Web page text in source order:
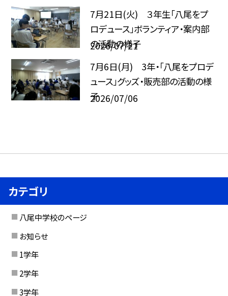
7月21日(火) ３年生「八尾をプ
ロデュース」ボランティア・案内部
の活動の様子
2026/07/21
7月6日(月) 3年・「八尾をプロデ
ュース」グッズ・販売部の活動の様
子
2026/07/06
カテゴリ
八尾中学校のページ
お知らせ
1学年
2学年
3学年